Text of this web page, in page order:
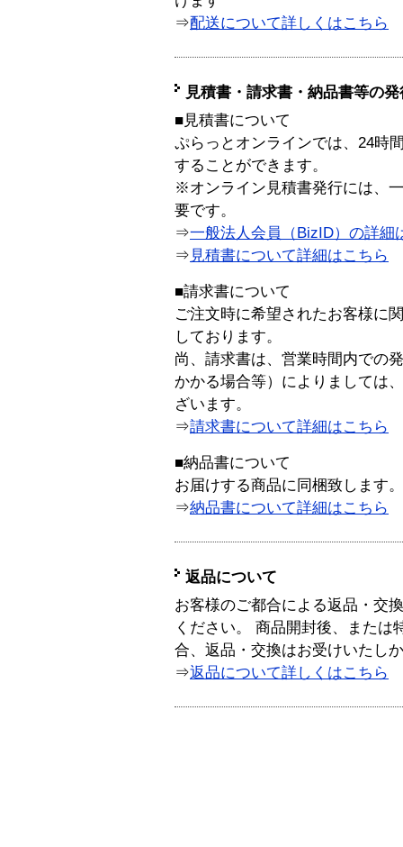
⇒配送について詳しくはこちら
見積書・請求書・納品書等の
■見積書について
ぷらっとオンラインでは、24時
することができます。
※オンライン見積書発行には、
要です。
⇒一般法人会員（BizID）の詳細
⇒ 見積書について詳細はこちら
■請求書について
ご注文時に希望されたお客様に
しております。
尚、請求書は、営業時間内での
かかる場合等）によりましては
ざいます。
⇒請求書について詳細はこちら
■納品書について
お届けする商品に同梱致します。
⇒納品書について詳細はこちら
返品について
お客様のご都合による返品・交
ください。 商品開封後、または
合、返品・交換はお受けいたし
⇒返品について詳しくはこちら